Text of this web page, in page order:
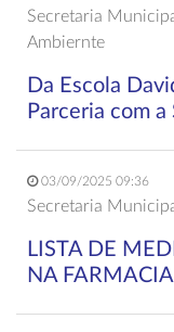
Secretaria
Ambiernte
Da Escola
Parceria com
03/09/2025 09:36
Secretaria
LISTA DE
NA